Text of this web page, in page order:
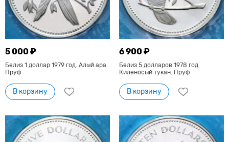
5 000 ₽
Белиз 1 доллар 1979 год. Алый ара.
Пруф
В корзину
6 900 ₽
Белиз 5 долларов 1978 год.
Киленосый тукан. Пруф
В корзину